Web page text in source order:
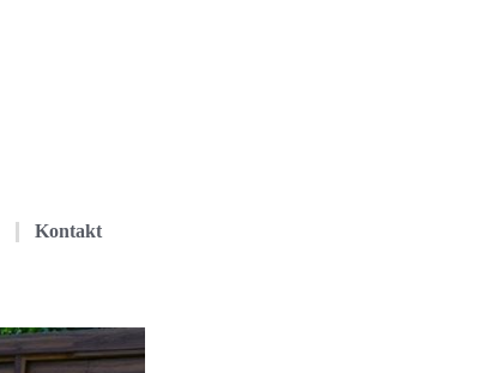
Kontakt